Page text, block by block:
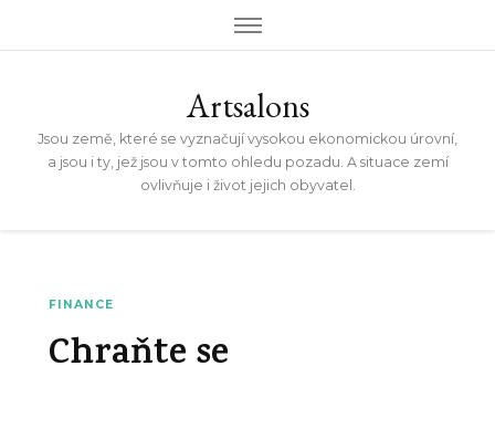
Artsalons
Jsou země, které se vyznačují vysokou ekonomickou úrovní,
a jsou i ty, jež jsou v tomto ohledu pozadu. A situace zemí
ovlivňuje i život jejich obyvatel.
FINANCE
Chraňte se